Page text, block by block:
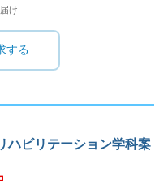
け
する
ハビリテーション学科案